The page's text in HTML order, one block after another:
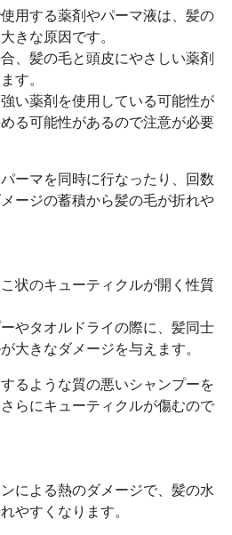
用する薬剤やパーマ液は、髪の
きな原因です。
、髪の毛と頭皮にやさしい薬剤
す。
い薬剤を使用している可能性が
る可能性があるので注意が必要
ーマを同時に行なったり、回数
ージの蓄積から髪の毛が折れや
状のキューティクルが開く性質
やタオルドライの際に、髪同士
大きなダメージを与えます。
るような質の悪いシャンプーを
らにキューティクルが傷むので
による熱のダメージで、髪の水
やすくなります。